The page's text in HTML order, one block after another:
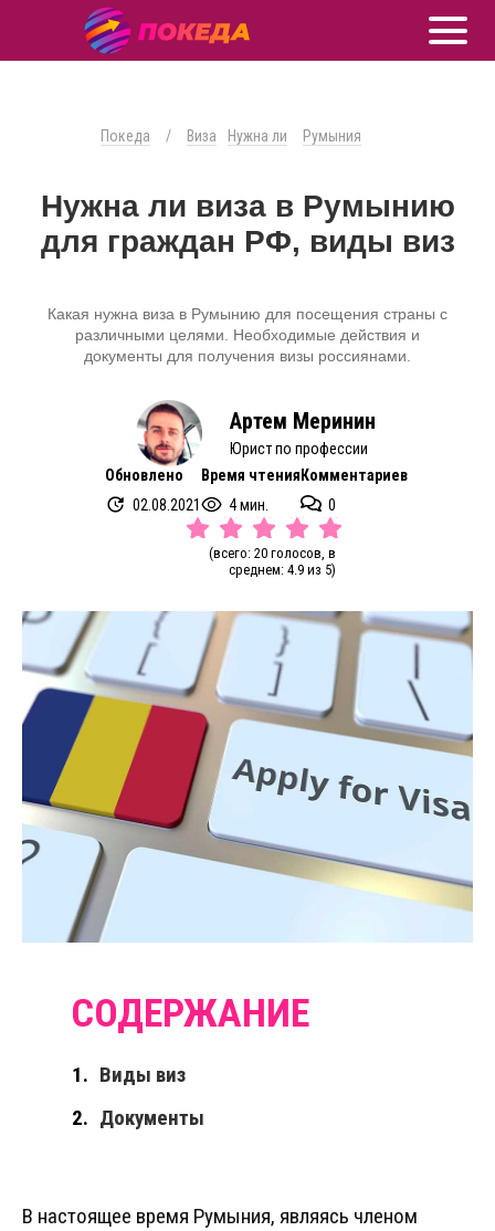
Покеда / Виза Нужна ли Румыния
Нужна ли виза в Румынию
для граждан РФ, виды виз
Какая нужна виза в Румынию для посещения страны с
различными целями. Необходимые действия и
документы для получения визы россиянами.
Артем Меринин
Юрист по профессии
Обновлено
02.08.2021
Время чтения
4 мин.
Комментариев
0
(всего: 20 голосов, в
среднем: 4.9 из 5)
Виды виз
Документы
В настоящее время Румыния, являясь членом